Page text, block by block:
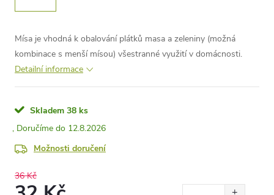
Mísa je vhodná k obalování plátků masa a zeleniny (možná
kombinace s menší mísou) všestranné využití v domácnosti.
Detailní informace
Skladem 38 ks
12.8.2026
Možnosti doručení
36 Kč